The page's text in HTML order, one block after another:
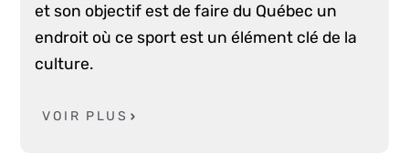
et son objectif est de faire du Québec un
endroit où ce sport est un élément clé de la
culture.
VOIR PLUS